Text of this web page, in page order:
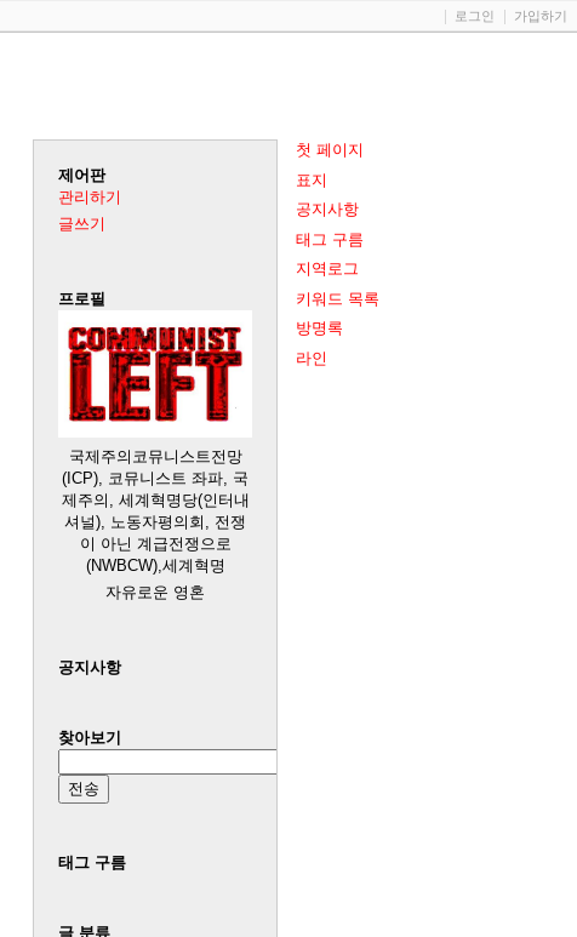
첫 페이지
표지
공지사항
태그 구름
지역로그
키워드 목록
방명록
라인
제어판
관리하기
글쓰기
프로필
국제주의코뮤니스트전망
(ICP), 코뮤니스트 좌파, 국
제주의, 세계혁명당(인터내
셔널), 노동자평의회, 전쟁
이 아닌 계급전쟁으로
(NWBCW),세계혁명
자유로운 영혼
공지사항
찾아보기
태그 구름
글 분류
로그인 가입하기